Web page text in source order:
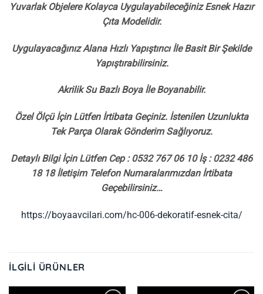
Yuvarlak Objelere Kolayca Uygulayabileceğiniz Esnek Hazır
Çıta Modelidir.
Uygulayacağınız Alana Hızlı Yapıştırıcı İle Basit Bir Şekilde
Yapıştırabilirsiniz.
Akrilik Su Bazlı Boya İle Boyanabilir.
Özel Ölçü İçin Lütfen İrtibata Geçiniz. İstenilen Uzunlukta
Tek Parça Olarak Gönderim Sağlıyoruz.
Detaylı Bilgi İçin Lütfen Cep : 0532 767 06 10 İş : 0232 486
18 18 İletişim Telefon Numaralarımızdan İrtibata
Geçebilirsiniz…
https://boyaavcilari.com/hc-006-dekoratif-esnek-cita/
İLGILI ÜRÜNLER